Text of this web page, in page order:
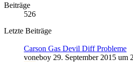
Beiträge
526
Letzte Beiträge
Carson Gas Devil Diff Probleme
voneboy 29. September 2015 um